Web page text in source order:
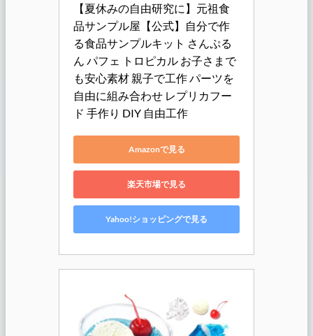
【夏休みの自由研究に】元祖食
品サンプル屋【公式】自分で作
る食品サンプルキット さんぷる
ん パフェ トロピカル お子さまで
も安心素材 親子で工作 パーツを
自由に組み合わせ レプリカフー
ド 手作り DIY 自由工作
Amazonで見る
楽天市場で見る
Yahoo!ショッピングで見る